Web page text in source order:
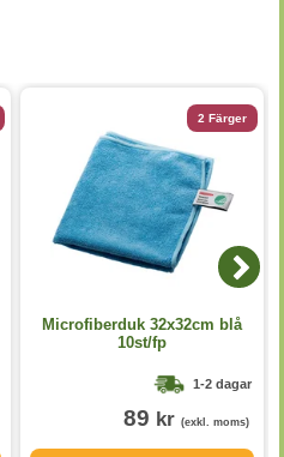
2 Färger
Microfiberduk 32x32cm blå
10st/fp
1-2 dagar
89 kr (exkl. moms)